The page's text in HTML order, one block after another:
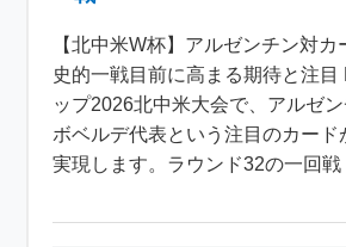
【北中米W杯】アルゼンチン対
史的一戦目前に高まる期待と注目
ップ2026北中米大会で、アルゼ
ボベルデ代表という注目のカード
実現します。ラウンド32の一回